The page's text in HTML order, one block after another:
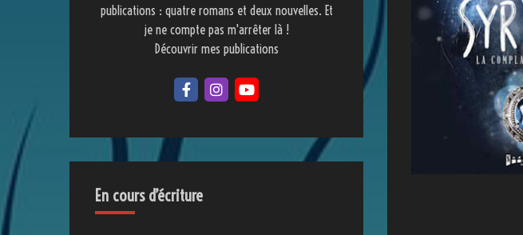
publications : quatre romans et deux nouvelles. Et
je ne compte pas m'arrêter là !
Découvrir mes publications
En cours d’écriture